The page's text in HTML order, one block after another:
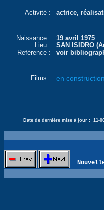
Activité : actrice,
Naissance :
19 avril 1975
Lieu :
SAN ISIDRO
Reférence :
voir
Films : en construction
Date de dernière mise à jour : 11-